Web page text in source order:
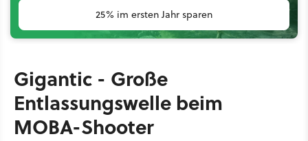
25% im ersten Jahr sparen
Gigantic - Große
Entlassungswelle beim
MOBA-Shooter